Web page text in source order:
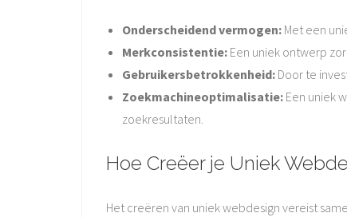
Onderscheidend vermogen: Met een
Merkconsistentie: Een uniek ontwerp
Gebruikersbetrokkenheid: Door te
Zoekmachineoptimalisatie: Een uniek
zoekresultaten.
Hoe Creëer je Uniek
Het creëren van uniek webdesign vereist